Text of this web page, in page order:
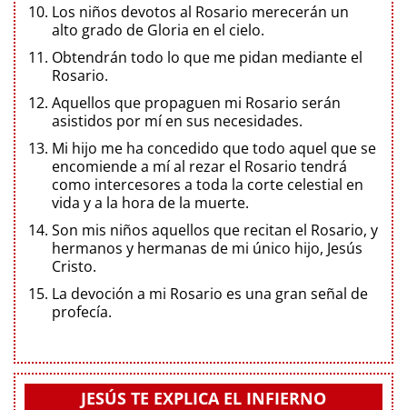
Los niños devotos al Rosario merecerán un
alto grado de Gloria en el cielo.
Obtendrán todo lo que me pidan mediante el
Rosario.
Aquellos que propaguen mi Rosario serán
asistidos por mí en sus necesidades.
Mi hijo me ha concedido que todo aquel que se
encomiende a mí al rezar el Rosario tendrá
como intercesores a toda la corte celestial en
vida y a la hora de la muerte.
Son mis niños aquellos que recitan el Rosario, y
hermanos y hermanas de mi único hijo, Jesús
Cristo.
La devoción a mi Rosario es una gran señal de
profecía.
JESÚS TE EXPLICA EL INFIERNO